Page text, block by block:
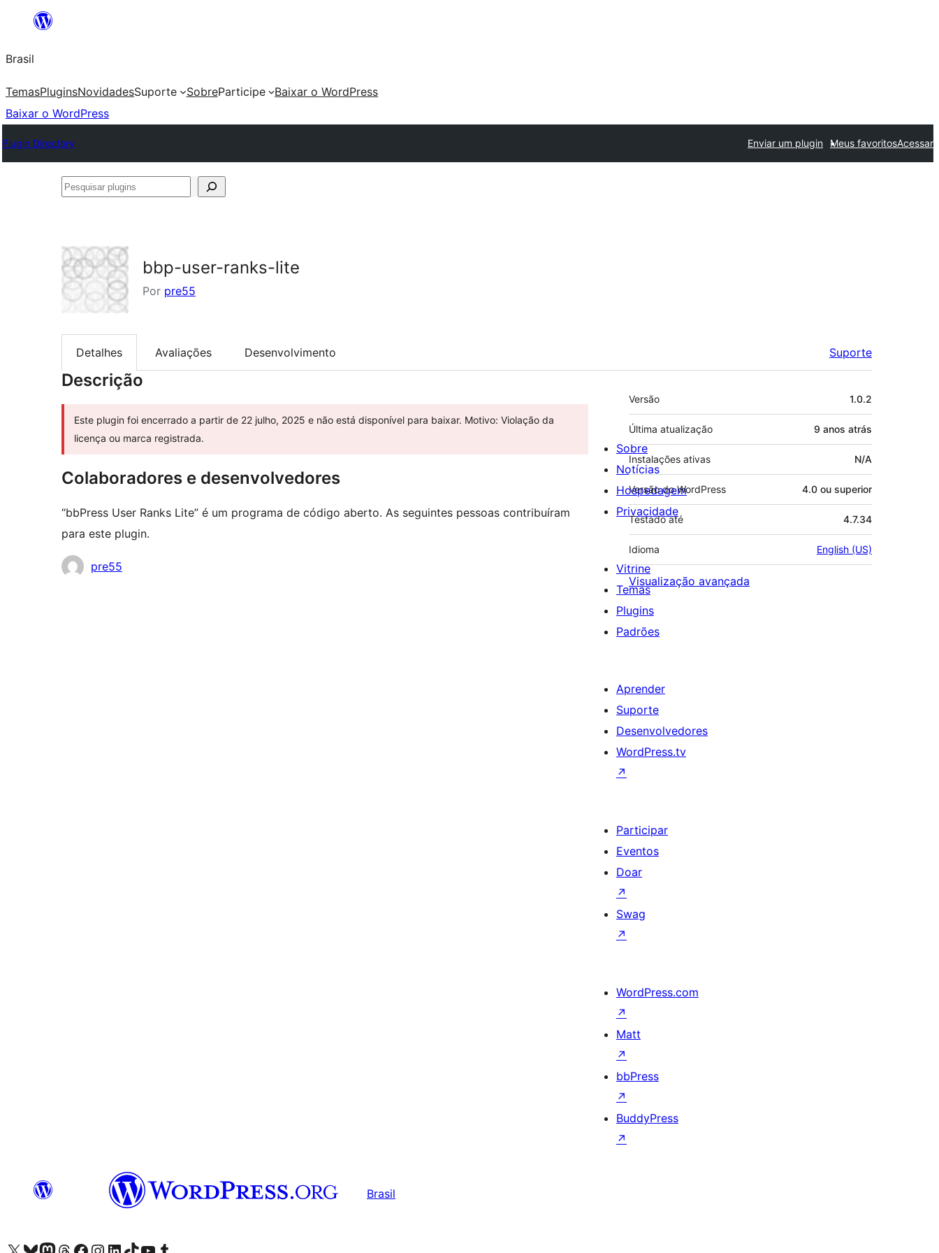
o
conteúdo
Brasil
TemasPluginsNovidadesSuporte SobreParticipe
Baixar o WordPress
Baixar o WordPress
Plugin Directory Enviar um plugin Meus favoritosAcessar
Pesquisar
bbp-user-ranks-lite
Por pre55
Detalhes Avaliações Desenvolvimento Suporte
Descrição
Este plugin foi encerrado a partir de 22 julho, 2025 e não está disponível para baixar. Motivo: Violação da
licença ou marca registrada.
Colaboradores e desenvolvedores
“bbPress User Ranks Lite” é um programa de código aberto. As seguintes pessoas contribuíram
para este plugin.
Colaboradores
pre55
Meta
Versão 1.0.2
Última atualização 9 anos atrás
Instalações ativas N/A
Versão do WordPress 4.0 ou superior
Testado até 4.7.34
Idioma English (US)
Visualização avançada
Sobre
Notícias
Hospedagem
Privacidade
Vitrine
Temas
Plugins
Padrões
Aprender
Suporte
Desenvolvedores
WordPress.tv
↗
Participar
Eventos
Doar
↗
Swag
↗
WordPress.com
↗
Matt
↗
bbPress
↗
BuddyPress
↗
Brasil